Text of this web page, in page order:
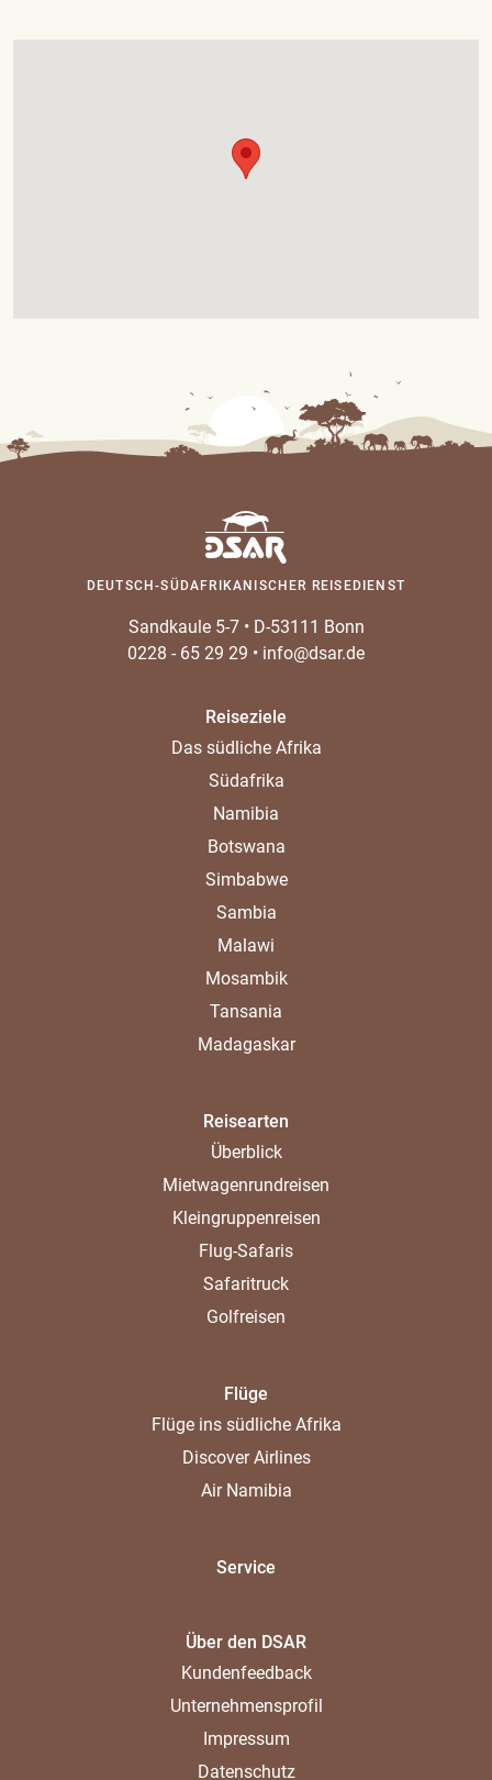
DEUTSCH-SÜDAFRIKANISCHER REISEDIENST
Sandkaule 5-7• D-53111 Bonn
0228 - 65 29 29 • info@dsar.de
Reiseziele
Das südliche Afrika
Südafrika
Namibia
Botswana
Simbabwe
Sambia
Malawi
Mosambik
Tansania
Madagaskar
Reisearten
Überblick
Mietwagenrundreisen
Kleingruppenreisen
Flug-Safaris
Safaritruck
Golfreisen
Flüge
Flüge ins südliche Afrika
Discover Airlines
Air Namibia
Service
Über den DSAR
Kundenfeedback
Unternehmensprofil
Impressum
Datenschutz